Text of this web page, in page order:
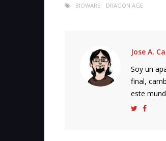
BIOWARE DRAGON AGE
Jose A.
Soy un
final,
este